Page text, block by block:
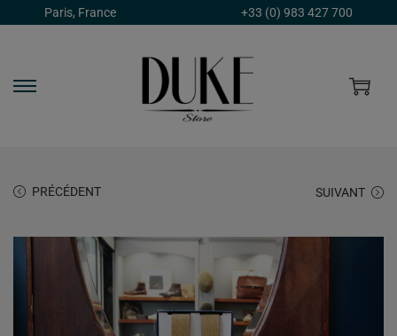
Paris, France +33 (0) 983 427 700
PRÉCÉDENT SUIVANT